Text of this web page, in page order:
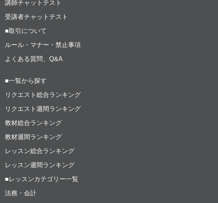
講師チャットテスト
受講者チャットテスト
■取引について
ルール・マナー・禁止事項
よくある質問、Q&A
■一覧から探す
リクエスト総合ランキング
リクエスト週間ランキング
教材総合ランキング
教材週間ランキング
レッスン総合ランキング
レッスン週間ランキング
■レッスンカテゴリー一覧
法務・会計